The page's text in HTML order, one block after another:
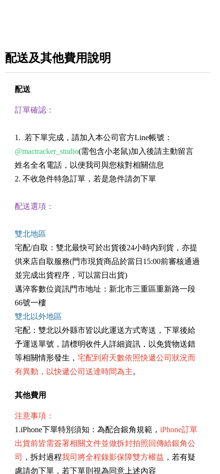
配送及其他費用說明
配送
訂單確認：
1. 若下單完成，請加入本公司官方Line帳號：
@mactracker_studio(需包含小老鼠)加入後請主動留言
姓名全名電話，以便我司與您核對相關信息
2. 不收急件特急訂單，若是急件請勿下單
配送選項：
雙北地區
宅配/自取：雙北最快可於出貨後24小時內到貨，亦提
供來店自取服務(門市現貨商品於當日15:00前審核通過
並完成出貨程序，可以當日出貨)
邁淬客數位資訊門市地址：新北市三重區重新路一段
66號一樓
雙北以外地區
宅配：雙北以外縣市皆以此運送方式寄送，下單後給
予運送單號，請標明收件人詳細資訊，以免貨物送錯
等相關情形發生， 宅配到府天數依照快遞公司狀況而
有異動，以快遞公司送達時間為主。
其他費用
注意事項：
1.iPhone下單特別須知：為配合銀角規範， iPhone訂單
出貨前皆需簽署相關文件並做拆封拍照回傳給銀角公
司
，拆封過程我司將全程錄影保障雙方權益 ，若有疑
慮請勿下單，若下單則視為同意上述內容